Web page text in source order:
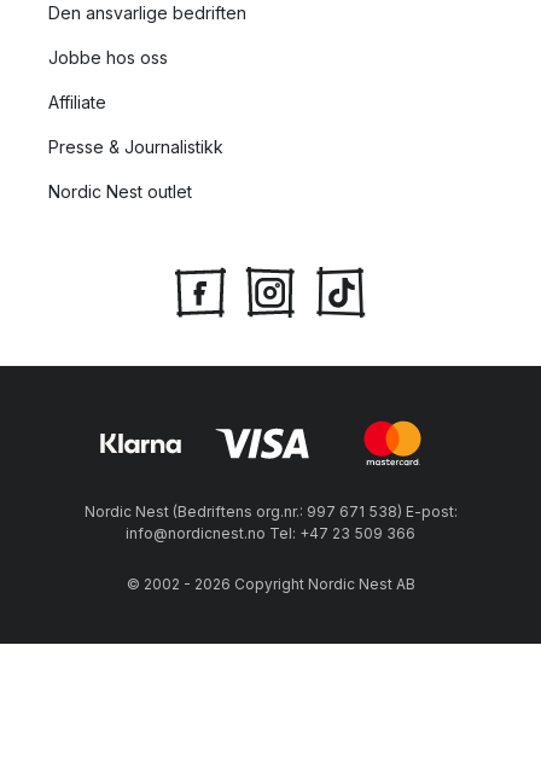
Den ansvarlige bedriften
Jobbe hos oss
Affiliate
Presse & Journalistikk
Nordic Nest outlet
Nordic Nest (Bedriftens org.nr.: 997 671 538) E-post:
info@nordicnest.no Tel: +47 23 509 366
© 2002 - 2026 Copyright Nordic Nest AB